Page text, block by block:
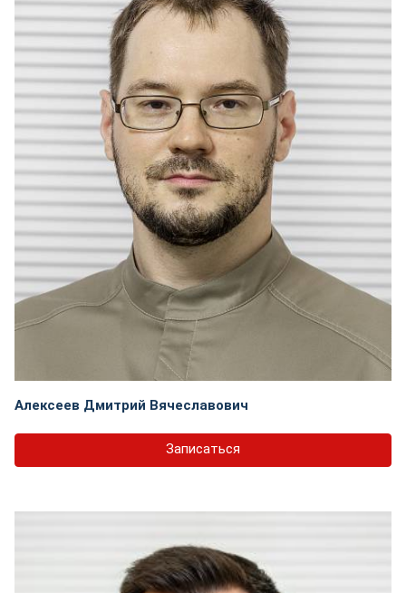
Алексеев Дмитрий Вячеславович
Записаться